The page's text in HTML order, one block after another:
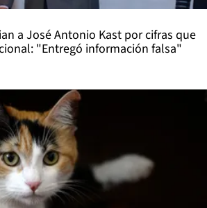
a José Antonio Kast por cifras que
"Entregó información falsa"